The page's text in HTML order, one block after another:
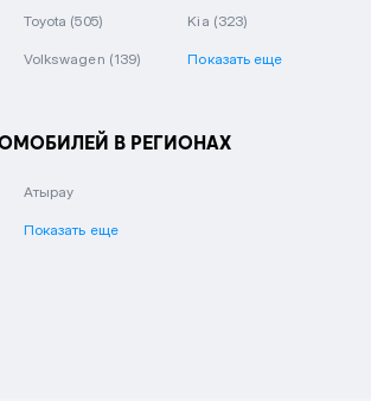
Toyota (505) Kia (323)
Volkswagen (139) Показать еще
В РЕГИОНАХ
Атырау
Показать еще